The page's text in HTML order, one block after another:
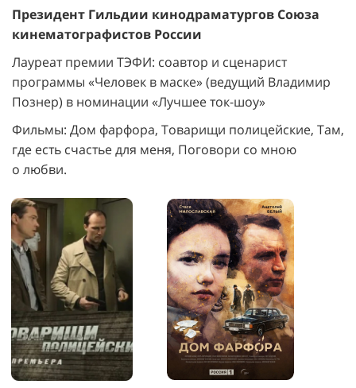
Президент Гильдии кинодраматургов Союза
кинематографистов России
Лауреат премии ТЭФИ: соавтор и сценарист
программы «Человек в маске» (ведущий Владимир
Познер) в номинации «Лучшее ток-шоу»
Фильмы: Дом фарфора, Товарищи полицейские, Там,
где есть счастье для меня, Поговори со мною
о любви.